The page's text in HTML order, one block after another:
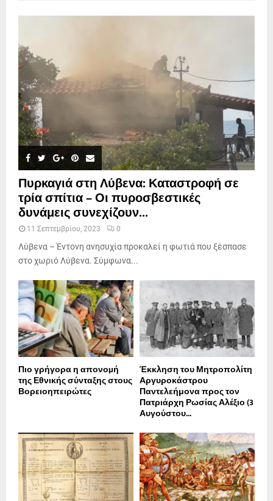
Πυρκαγιά στη Λύβενα: Καταστροφή σε
τρία σπίτια – Οι πυροσβεστικές
δυνάμεις συνεχίζουν...
11 Σεπτεμβρίου, 2023 0
Λύβενα – Έντονη ανησυχία προκαλεί η φωτιά που ξέσπασε
στο χωριό Λύβενα. Σύμφωνα...
Πιο γρήγορα η απονοµή
της Εθνικής σύνταξης στους
Βορειοηπειρώτες
Έκκληση του Μητροπολίτη
Αργυροκάστρου
Παντελεήμονα προς τον
Πατριάρχη Ρωσίας Αλέξιο (3
Αυγούστου...